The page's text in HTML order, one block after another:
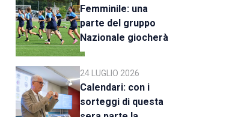
Femminile: una
parte del gruppo
Nazionale giocherà
a Rimini
24 LUGLIO 2026
Calendari: con i
sorteggi di questa